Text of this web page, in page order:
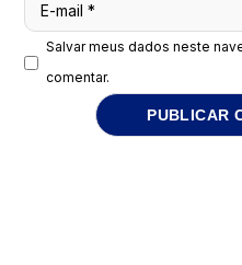
E-mail*
Salvar meus dados neste
comentar.